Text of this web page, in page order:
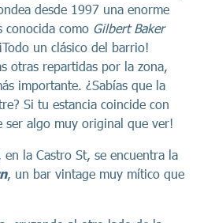
desde 1997 una enorme
conocida como Gilbert Baker
un clásico del barrio!
otras repartidas por la zona,
importante. ¿Sabías que la
Si tu estancia coincide con
ser algo muy original que ver!
en la Castro St, se encuentra la
, un bar vintage muy mítico que